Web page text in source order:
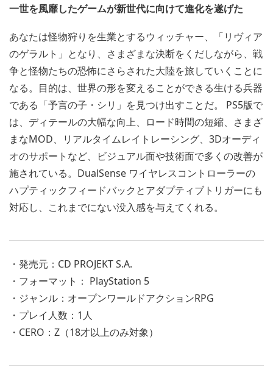
一世を風靡したゲームが新世代に向けて進化を遂げた
あなたは怪物狩りを生業とするウィッチャー、「リヴィア
のゲラルト」となり、さまざまな決断をくだしながら、戦
争と怪物たちの恐怖にさらされた大陸を旅していくことに
なる。目的は、世界の形を変えることができる生ける兵器
である「予言の子・シリ」を見つけ出すことだ。 PS5版で
は、ディテールの大幅な向上、ロード時間の短縮、さまざ
まなMOD、リアルタイムレイトレーシング、3Dオーディ
オのサポートなど、ビジュアル面や技術面で多くの改善が
施されている。DualSense ワイヤレスコントローラーの
ハプティックフィードバックとアダプティブトリガーにも
対応し、これまでにない没入感を与えてくれる。
・発売元：CD PROJEKT S.A.
・フォーマット： PlayStation 5
・ジャンル：オープンワールドアクションRPG
・プレイ人数：1人
・CERO：Z（18才以上のみ対象）